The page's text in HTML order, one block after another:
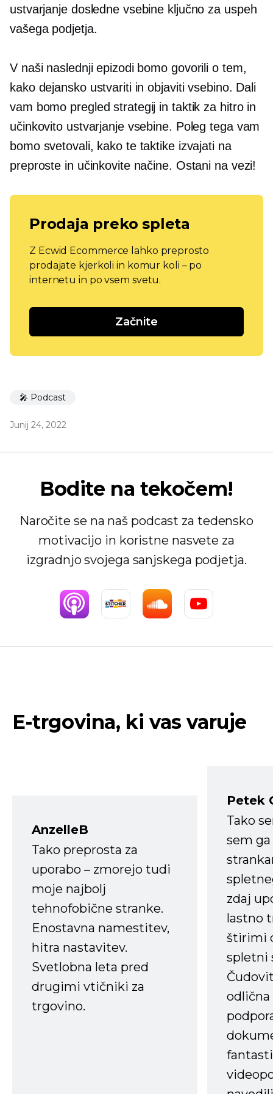
ustvarjanje dosledne vsebine ključno za uspeh
vašega podjetja.
V naši naslednji epizodi bomo govorili o tem,
kako dejansko ustvariti in objaviti vsebino. Dali
vam bomo pregled strategij in taktik za hitro in
učinkovito ustvarjanje vsebine. Poleg tega vam
bomo svetovali, kako te taktike izvajati na
preproste in učinkovite načine. Ostani na vezi!
Prodaja preko spleta
Z Ecwid Ecommerce lahko preprosto
prodajate kjerkoli in komur koli – po
internetu in po vsem svetu.
Začnite
🎤 Podcast
Junij 24, 2022
Bodite na tekočem!
Naročite se na naš podcast za tedensko
motivacijo in koristne nasvete za
izgradnjo svojega sanjskega podjetja.
E-trgovina, ki vas varuje
AnzelleB
Tako preprosta za
uporabo – zmorejo tudi
moje najbolj
tehnofobične stranke.
Enostavna namestitev,
hitra nastavitev.
Svetlobna leta pred
drugimi vtičniki za
trgovino.
Petek
Tako
sem
zdaj
lastno
štirimi
spletni